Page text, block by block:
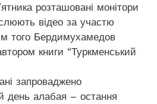
розташовані монітори
відео за участю
того Бердимухамедов
книги “Туркменський
запроваджено
день алабая – остання